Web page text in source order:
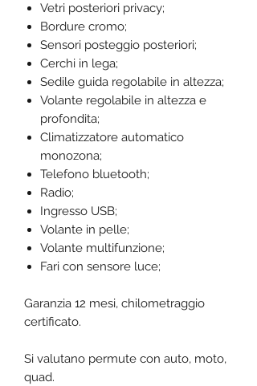
Vetri posteriori privacy;
Bordure cromo;
Sensori posteggio posteriori;
Cerchi in lega;
Sedile guida regolabile in altezza;
Volante regolabile in altezza e
profondita;
Climatizzatore automatico
monozona;
Telefono bluetooth;
Radio;
Ingresso USB;
Volante in pelle;
Volante multifunzione;
Fari con sensore luce;
Garanzia 12 mesi, chilometraggio
certificato.
Si valutano permute con auto, moto,
quad.